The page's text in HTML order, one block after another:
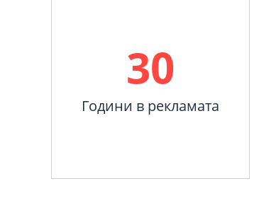
30
Години в рекламата